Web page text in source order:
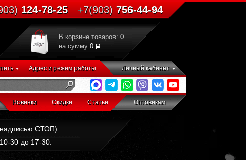
124-78-25 +7(903)756-44-94
В корзине товаров: 0
на сумму 0
Адрес и режим работы Личный кабинет
Новинки Скидки Статьи Оптовикам
СТОП).
30 до 17-30.